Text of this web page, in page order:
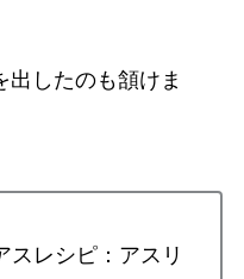
出したのも頷けま
スレシピ：アスリ